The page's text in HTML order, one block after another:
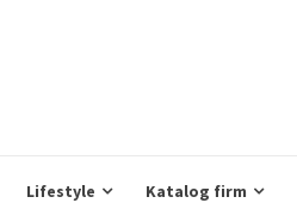
Lifestyle Katalog firm